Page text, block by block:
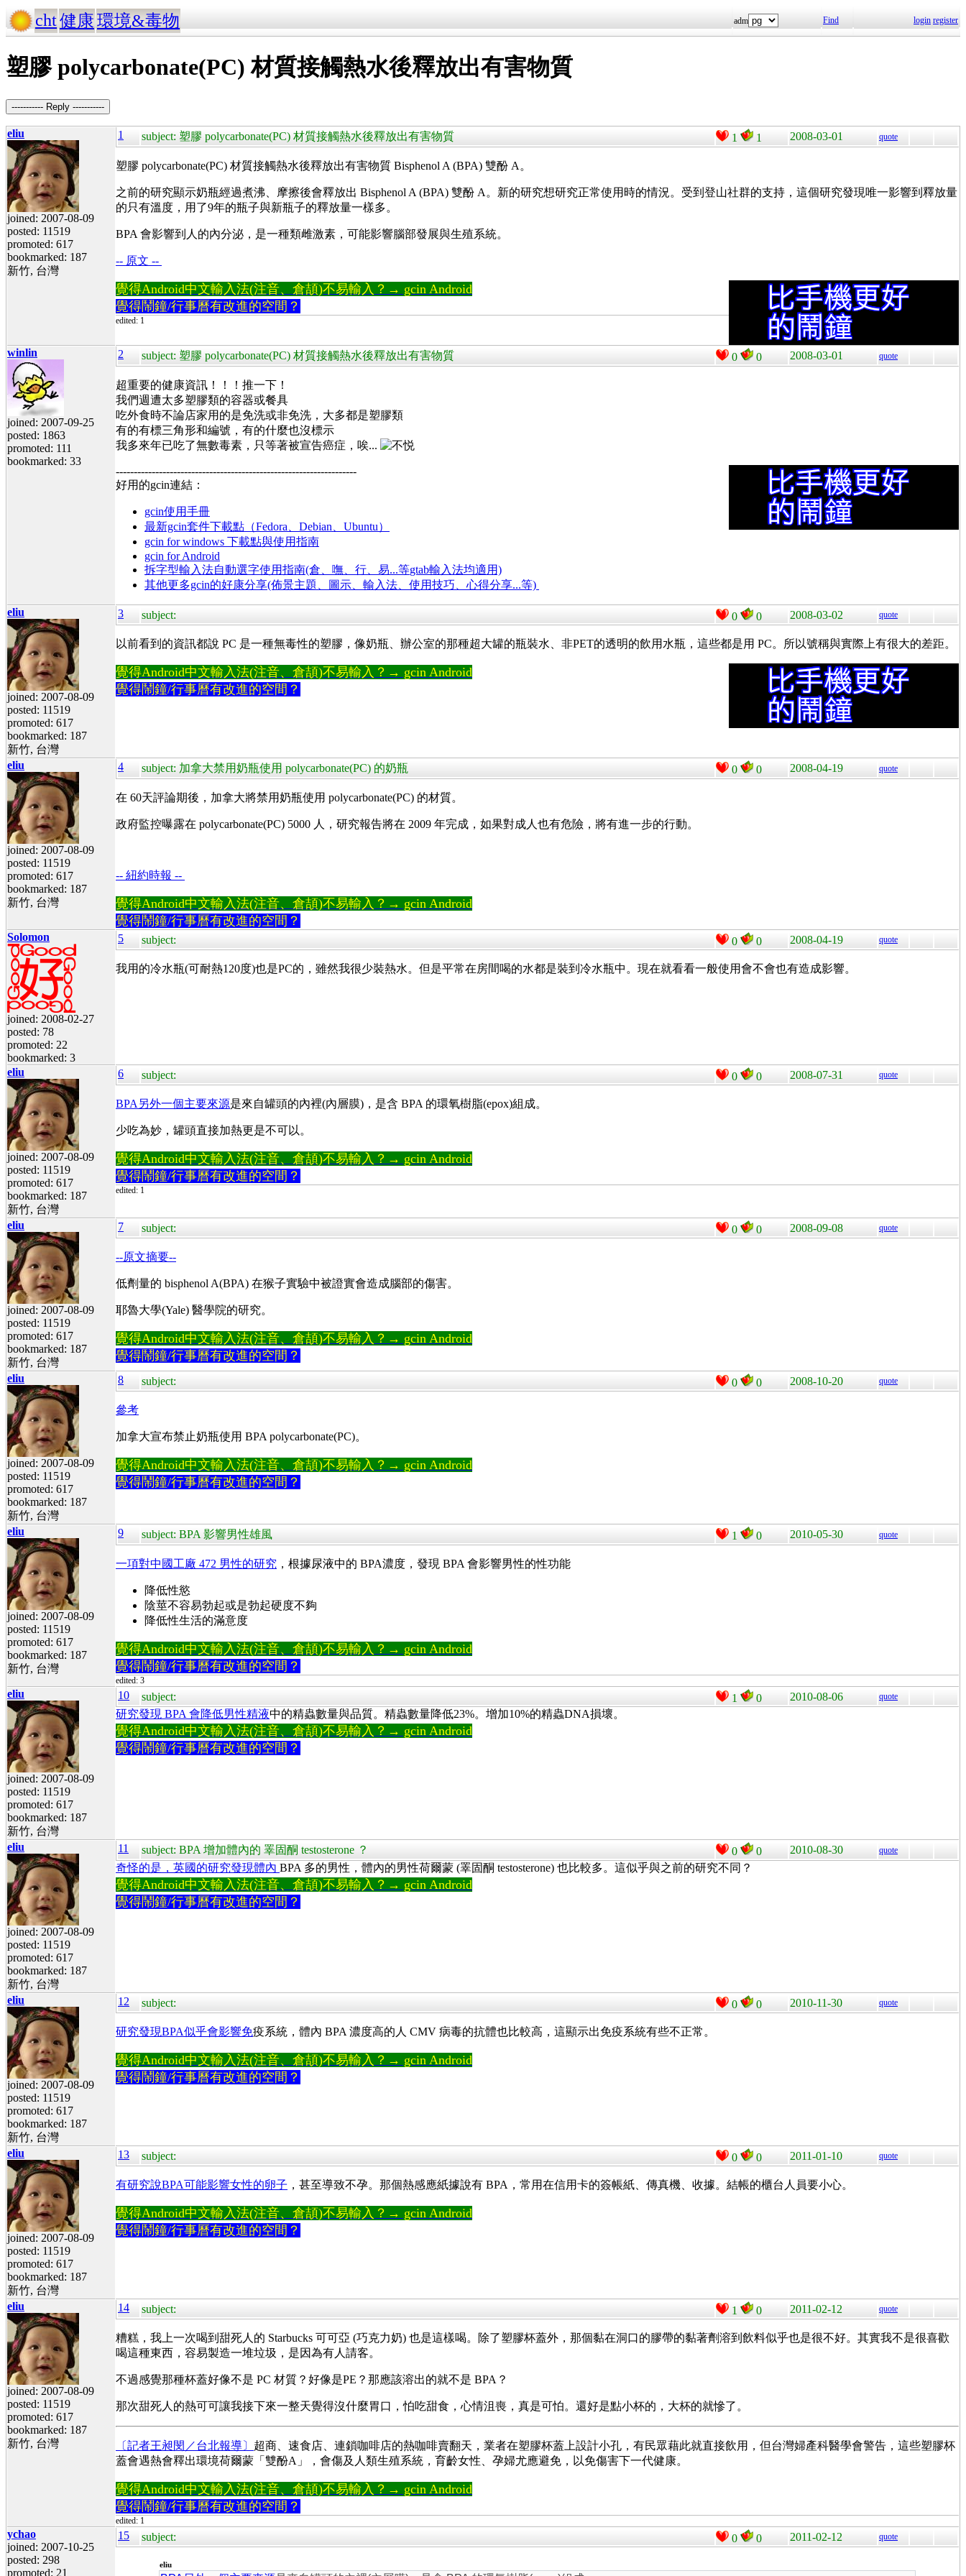
cht健康環境&毒物 adm Find login register
塑膠 polycarbonate(PC) 材質接觸熱水後釋放出有害物質
----------- Reply -----------
eliu
joined: 2007-08-09
posted: 11519
promoted: 617
bookmarked: 187
新竹, 台灣
1 subject: 塑膠 polycarbonate(PC) 材質接觸熱水後釋放出有害物質 1 1 2008-03-01 quote
塑膠 polycarbonate(PC) 材質接觸熱水後釋放出有害物質 Bisphenol A (BPA) 雙酚 A。
之前的研究顯示奶瓶經過煮沸、摩擦後會釋放出 Bisphenol A (BPA) 雙酚 A。新的研究想研究正常使用時的情況。受到登山社群的支持，這個研究發現唯一影響到釋放量
的只有溫度，用了9年的瓶子與新瓶子的釋放量一樣多。
BPA 會影響到人的內分泌，是一種類雌激素，可能影響腦部發展與生殖系統。
-- 原文 --
覺得Android中文輸入法(注音、倉頡)不易輸入？→ gcin Android
覺得鬧鐘/行事曆有改進的空間？
edited: 1
winlin
joined: 2007-09-25
posted: 1863
promoted: 111
bookmarked: 33
2 subject: 塑膠 polycarbonate(PC) 材質接觸熱水後釋放出有害物質 0 0 2008-03-01 quote
超重要的健康資訊！！！推一下！
我們週遭太多塑膠類的容器或餐具
吃外食時不論店家用的是免洗或非免洗，大多都是塑膠類
有的有標三角形和編號，有的什麼也沒標示
我多來年已吃了無數毒素，只等著被宣告癌症，唉...
-------------------------------------------------------------------
好用的gcin連結：
gcin使用手冊
最新gcin套件下載點（Fedora、Debian、Ubuntu）
gcin for windows 下載點與使用指南
gcin for Android
拆字型輸入法自動選字使用指南(倉、嘸、行、易...等gtab輸入法均適用)
其他更多gcin的好康分享(佈景主題、圖示、輸入法、使用技巧、心得分享...等)
eliu
joined: 2007-08-09
posted: 11519
promoted: 617
bookmarked: 187
新竹, 台灣
3 subject: 0 0 2008-03-02 quote
以前看到的資訊都說 PC 是一種無毒性的塑膠，像奶瓶、辦公室的那種超大罐的瓶裝水、非PET的透明的飲用水瓶，這些都是用 PC。所以號稱與實際上有很大的差距。
覺得Android中文輸入法(注音、倉頡)不易輸入？→ gcin Android
覺得鬧鐘/行事曆有改進的空間？
eliu
joined: 2007-08-09
posted: 11519
promoted: 617
bookmarked: 187
新竹, 台灣
4 subject: 加拿大禁用奶瓶使用 polycarbonate(PC) 的奶瓶 0 0 2008-04-19 quote
在 60天評論期後，加拿大將禁用奶瓶使用 polycarbonate(PC) 的材質。
政府監控曝露在 polycarbonate(PC) 5000 人，研究報告將在 2009 年完成，如果對成人也有危險，將有進一步的行動。
-- 紐約時報 --
覺得Android中文輸入法(注音、倉頡)不易輸入？→ gcin Android
覺得鬧鐘/行事曆有改進的空間？
Solomon
joined: 2008-02-27
posted: 78
promoted: 22
bookmarked: 3
5 subject: 0 0 2008-04-19 quote
我用的冷水瓶(可耐熱120度)也是PC的，雖然我很少裝熱水。但是平常在房間喝的水都是裝到冷水瓶中。現在就看看一般使用會不會也有造成影響。
eliu
joined: 2007-08-09
posted: 11519
promoted: 617
bookmarked: 187
新竹, 台灣
6 subject: 0 0 2008-07-31 quote
BPA另外一個主要來源是來自罐頭的內裡(內層膜)，是含 BPA 的環氧樹脂(epox)組成。
少吃為妙，罐頭直接加熱更是不可以。
覺得Android中文輸入法(注音、倉頡)不易輸入？→ gcin Android
覺得鬧鐘/行事曆有改進的空間？
edited: 1
eliu
joined: 2007-08-09
posted: 11519
promoted: 617
bookmarked: 187
新竹, 台灣
7 subject: 0 0 2008-09-08 quote
--原文摘要--
低劑量的 bisphenol A(BPA) 在猴子實驗中被證實會造成腦部的傷害。
耶魯大學(Yale) 醫學院的研究。
覺得Android中文輸入法(注音、倉頡)不易輸入？→ gcin Android
覺得鬧鐘/行事曆有改進的空間？
eliu
joined: 2007-08-09
posted: 11519
promoted: 617
bookmarked: 187
新竹, 台灣
8 subject: 0 0 2008-10-20 quote
參考
加拿大宣布禁止奶瓶使用 BPA polycarbonate(PC)。
覺得Android中文輸入法(注音、倉頡)不易輸入？→ gcin Android
覺得鬧鐘/行事曆有改進的空間？
eliu
joined: 2007-08-09
posted: 11519
promoted: 617
bookmarked: 187
新竹, 台灣
9 subject: BPA 影響男性雄風 1 0 2010-05-30 quote
一項對中國工廠 472 男性的研究 ，根據尿液中的 BPA濃度，發現 BPA 會影響男性的性功能
降低性慾
陰莖不容易勃起或是勃起硬度不夠
降低性生活的滿意度
覺得Android中文輸入法(注音、倉頡)不易輸入？→ gcin Android
覺得鬧鐘/行事曆有改進的空間？
edited: 3
eliu
joined: 2007-08-09
posted: 11519
promoted: 617
bookmarked: 187
新竹, 台灣
10 subject: 1 0 2010-08-06 quote
研究發現 BPA 會降低男性精液中的精蟲數量與品質。精蟲數量降低23%。增加10%的精蟲DNA損壞。
覺得Android中文輸入法(注音、倉頡)不易輸入？→ gcin Android
覺得鬧鐘/行事曆有改進的空間？
eliu
joined: 2007-08-09
posted: 11519
promoted: 617
bookmarked: 187
新竹, 台灣
11 subject: BPA 增加體內的 睪固酮 testosterone ？ 0 0 2010-08-30 quote
奇怪的是，英國的研究發現體內 BPA 多的男性，體內的男性荷爾蒙 (睪固酮 testosterone) 也比較多。這似乎與之前的研究不同？
覺得Android中文輸入法(注音、倉頡)不易輸入？→ gcin Android
覺得鬧鐘/行事曆有改進的空間？
eliu
joined: 2007-08-09
posted: 11519
promoted: 617
bookmarked: 187
新竹, 台灣
12 subject: 0 0 2010-11-30 quote
研究發現BPA似乎會影響免疫系統，體內 BPA 濃度高的人 CMV 病毒的抗體也比較高，這顯示出免疫系統有些不正常。
覺得Android中文輸入法(注音、倉頡)不易輸入？→ gcin Android
覺得鬧鐘/行事曆有改進的空間？
eliu
joined: 2007-08-09
posted: 11519
promoted: 617
bookmarked: 187
新竹, 台灣
13 subject: 0 0 2011-01-10 quote
有研究說BPA可能影響女性的卵子 ，甚至導致不孕。那個熱感應紙據說有 BPA，常用在信用卡的簽帳紙、傳真機、收據。結帳的櫃台人員要小心。
覺得Android中文輸入法(注音、倉頡)不易輸入？→ gcin Android
覺得鬧鐘/行事曆有改進的空間？
eliu
joined: 2007-08-09
posted: 11519
promoted: 617
bookmarked: 187
新竹, 台灣
14 subject: 1 0 2011-02-12 quote
糟糕，我上一次喝到甜死人的 Starbucks 可可亞 (巧克力奶) 也是這樣喝。除了塑膠杯蓋外，那個黏在洞口的膠帶的黏著劑溶到飲料似乎也是很不好。其實我不是很喜歡
喝這種東西，容易製造一堆垃圾，是因為有人請客。
不過感覺那種杯蓋好像不是 PC 材質？好像是PE？那應該溶出的就不是 BPA？
那次甜死人的熱可可讓我接下來一整天覺得沒什麼胃口，怕吃甜食，心情沮喪，真是可怕。還好是點小杯的，大杯的就慘了。
〔記者王昶閔／台北報導〕 超商、速食店、連鎖咖啡店的熱咖啡賣翻天，業者在塑膠杯蓋上設計小孔，有民眾藉此就直接飲用，但台灣婦產科醫學會警告，這些塑膠杯
蓋會遇熱會釋出環境荷爾蒙「雙酚A」，會傷及人類生殖系統，育齡女性、孕婦尤應避免，以免傷害下一代健康。
覺得Android中文輸入法(注音、倉頡)不易輸入？→ gcin Android
覺得鬧鐘/行事曆有改進的空間？
edited: 1
ychao
joined: 2007-10-25
posted: 298
promoted: 21
15 subject: 0 0 2011-02-12 quote
eliu